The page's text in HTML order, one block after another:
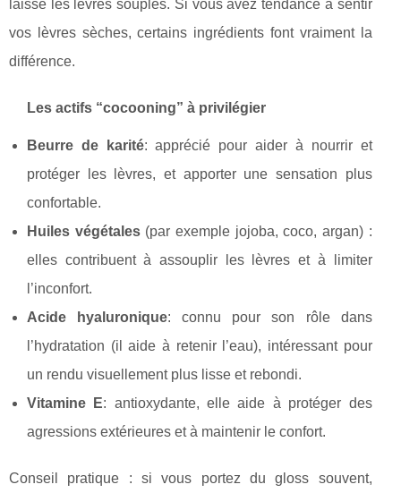
laisse les lèvres souples. Si vous avez tendance à sentir
vos lèvres sèches, certains ingrédients font vraiment la
différence.
Les actifs “cocooning” à privilégier
Beurre de karité: apprécié pour aider à nourrir et
protéger les lèvres, et apporter une sensation plus
confortable.
Huiles végétales(par exemple jojoba, coco, argan) :
elles contribuent à assouplir les lèvres et à limiter
l’inconfort.
Acide hyaluronique: connu pour son rôle dans
l’hydratation (il aide à retenir l’eau), intéressant pour
un rendu visuellement plus lisse et rebondi.
Vitamine E: antioxydante, elle aide à protéger des
agressions extérieures et à maintenir le confort.
Conseil pratique : si vous portez du gloss souvent,